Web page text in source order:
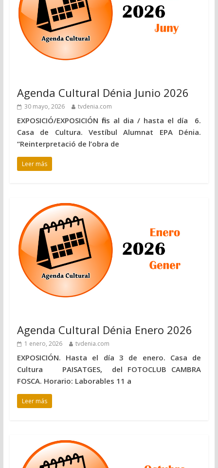
Agenda Cultural Dénia Junio 2026
30 mayo, 2026 tvdenia.com
EXPOSICIÓ/EXPOSICIÓN fins al dia / hasta el día 6.
Casa de Cultura. Vestíbul Alumnat EPA Dénia.
“Reinterpretació de l’obra de
Leer más
Agenda Cultural Dénia Enero 2026
1 enero, 2026 tvdenia.com
EXPOSICIÓN. Hasta el día 3 de enero. Casa de
Cultura PAISATGES, del FOTOCLUB CAMBRA
FOSCA. Horario: Laborables 11 a
Leer más